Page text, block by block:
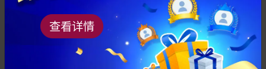
Previous Next
查看详情